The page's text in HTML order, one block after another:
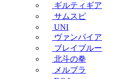
ギルティギア
サムスピ
UNI
ヴァンパイア
ブレイブルー
北斗の拳
メルブラ